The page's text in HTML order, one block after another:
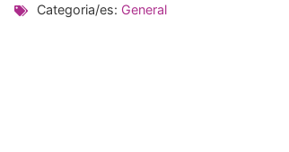
Categoria/es: General